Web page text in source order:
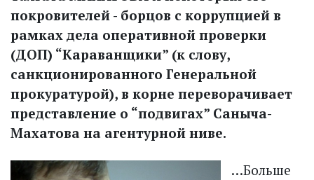
покровителей - борцов с коррупцией в
рамках дела оперативной проверки
(ДОП) “Караванщики” (к слову,
санкционированного Генеральной
прокуратурой), в корне переворачивает
представление о “подвигах” Саныча-
Махатова на агентурной ниве.
…Больше